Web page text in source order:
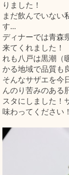
りました！
まだ飲んでいない
す...
ディナーでは青森
来てくれました！
れも八戸は黒潮（
かる地域で品質も
そんなサザエを今
んのり苦みのある
スタにしました！
味わってください